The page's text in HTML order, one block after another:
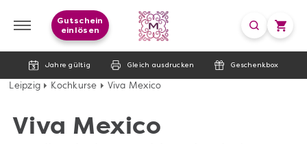
Jahre gültig Gleich ausdrucken Geschenkbox
Gutschein
einlösen
Leipzig Kochkurse Viva Mexico
Viva Mexico